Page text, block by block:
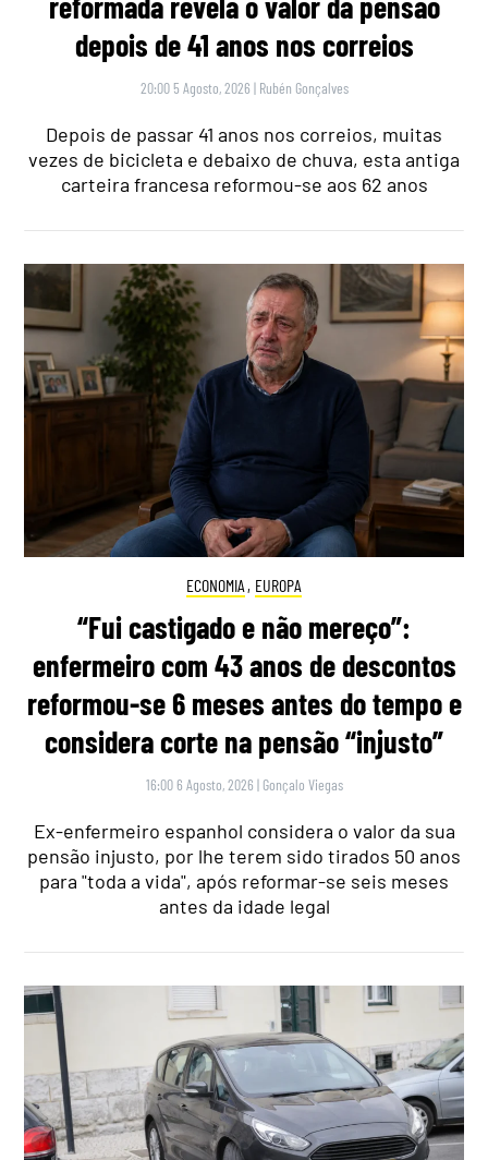
depois de 41 anos nos correios
20:00 5 Agosto, 2026 | Rubén Gonçalves
Depois de passar 41 anos nos correios, muitas
vezes de bicicleta e debaixo de chuva, esta antiga
carteira francesa reformou-se aos 62 anos
ECONOMIA , EUROPA
“Fui castigado e não mereço”:
enfermeiro com 43 anos de descontos
reformou-se 6 meses antes do tempo e
considera corte na pensão “injusto”
16:00 6 Agosto, 2026 | Gonçalo Viegas
Ex-enfermeiro espanhol considera o valor da sua
pensão injusto, por lhe terem sido tirados 50 anos
para "toda a vida", após reformar-se seis meses
antes da idade legal